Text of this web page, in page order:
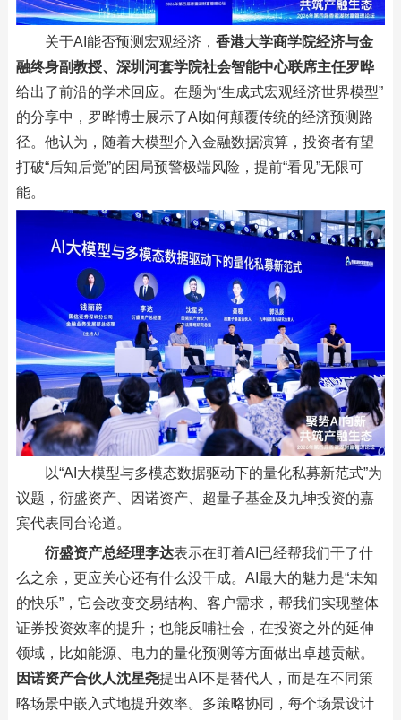
关于AI能否预测宏观经济， 香港大学商学院经济与金
融终身副教授、深圳河套学院社会智能中心联席主任罗晔
给出了前沿的学术回应。在题为“生成式宏观经济世界模型”
的分享中，罗晔博士展示了AI如何颠覆传统的经济预测路
径。他认为，随着大模型介入金融数据演算，投资者有望
打破“后知后觉”的困局预警极端风险，提前“看见”无限可
能。
以“AI大模型与多模态数据驱动下的量化私募新范式”为
议题，衍盛资产、因诺资产、超量子基金及九坤投资的嘉
宾代表同台论道。
衍盛资产总经理李达表示在盯着AI已经帮我们干了什
么之余，更应关心还有什么没干成。AI最大的魅力是“未知
的快乐”，它会改变交易结构、客户需求，帮我们实现整体
证券投资效率的提升；也能反哺社会，在投资之外的延伸
领域，比如能源、电力的量化预测等方面做出卓越贡献。
因诺资产合伙人沈星尧提出AI不是替代人，而是在不同策
略场景中嵌入式地提升效率。多策略协同，每个场景设计